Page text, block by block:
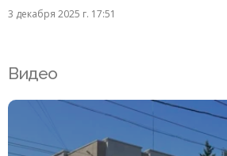
3 декабря 2025 г. 17:51
Видео